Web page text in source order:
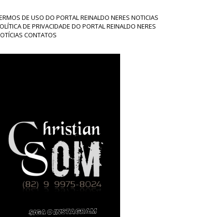
DE USO DO PORTAL REINALDO NERES NOTICIAS
DE PRIVACIDADE DO PORTAL REINALDO NERES
CONTATOS